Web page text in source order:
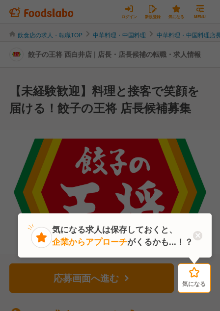
ログイン 新規登録 気になる MENU
飲食店の求人・転職TOP 中華料理・中国料理 中華料理・中国料理店
餃子の王将 西白井店 | 店長・店長候補の転職・求人情報
【未経験歓迎】料理と接客で笑顔を
届ける！餃子の王将 店長候補募集
応募画面へ進む 気になる
気になる
気になる求人は保存しておくと、
企業からアプローチがくるかも...！？